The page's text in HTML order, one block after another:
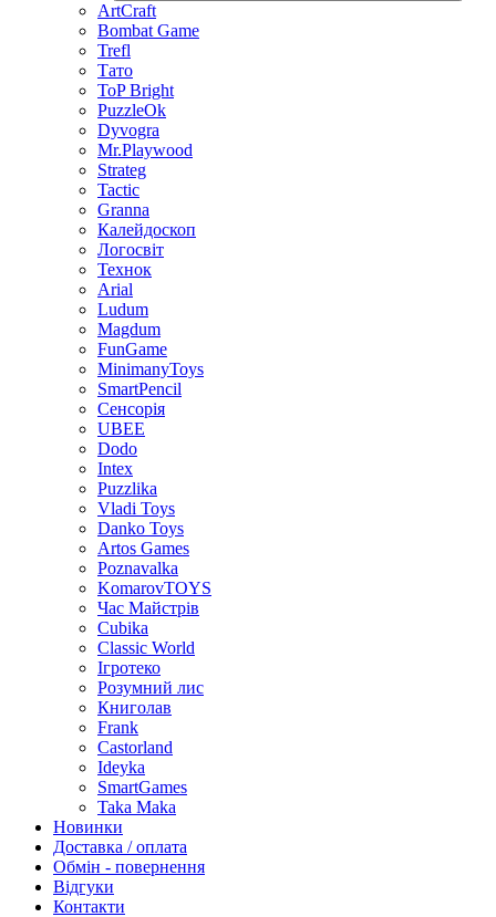
ArtCraft
Bombat Game
Trefl
Тато
ToP Bright
PuzzleOk
Dyvogra
Mr.Playwood
Strateg
Tactic
Granna
Калейдоскоп
Логосвіт
Технок
Arial
Ludum
Magdum
FunGame
MinimanyToys
SmartPencil
Сенсорія
UBEE
Dodo
Intex
Puzzlika
Vladi Toys
Danko Toys
Artos Games
Poznavalka
KomarovTOYS
Час Майстрів
Cubika
Classic World
Ігротеко
Розумний лис
Книголав
Frank
Castorland
Ideyka
SmartGames
Taka Maka
Новинки
Доставка / оплата
Обмін - повернення
Відгуки
Контакти